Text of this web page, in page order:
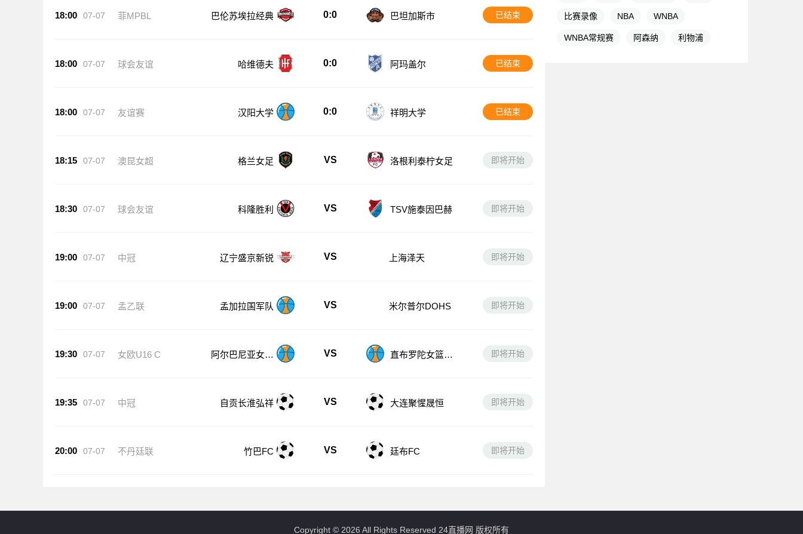
18:00 07-07 菲MPBL 巴伦苏埃拉经典 0:0 巴坦加斯市 已结束
18:00 07-07 球会友谊 哈维德夫 0:0 阿玛盖尔 已结束
18:00 07-07 友谊赛 汉阳大学 0:0 祥明大学 已结束
18:15 07-07 澳昆女超 格兰女足 VS 洛根利泰柠女足 即将开始
18:30 07-07 球会友谊 科隆胜利 VS TSV施泰因巴赫 即将开始
19:00 07-07 中冠 辽宁盛京新锐 VS 上海泽天 即将开始
19:00 07-07 孟乙联 孟加拉国军队 VS 米尔普尔DOHS 即将开始
19:30 07-07 女欧U16 C
阿尔巴尼亚女篮
VS
直布罗陀女篮U1
即将开始
19:35 07-07 中冠 自贡长淮弘祥 VS 大连聚惺晟恒 即将开始
20:00 07-07 不丹廷联 竹巴FC VS 廷布FC 即将开始
比赛录像 NBA WNBA
WNBA常规赛 阿森纳 利物浦
Copyright © 2026 All Rights Reserved 24直播网 版权所有